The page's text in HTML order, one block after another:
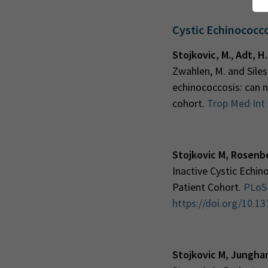
Cystic
Stojkovic, M.,Adt,
Zwahlen, M. and
echinococcosis: can
cohort. Trop Med Int
Stojkovic M,
Inactive Cystic
Patient Cohort.
https://doi.org/
Stojkovic M,